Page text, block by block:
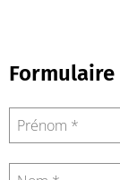
Veuillez laisser